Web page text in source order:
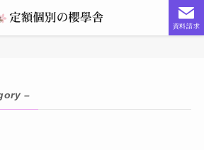
資料請求
–